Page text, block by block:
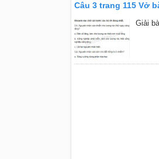
Câu 3 trang 115 Vở
Giải